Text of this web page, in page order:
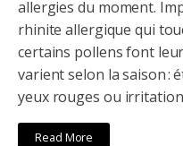
allergies du moment.
rhinite allergique qui
certains pollens font
varient selon la saison :
yeux rouges ou
Read More